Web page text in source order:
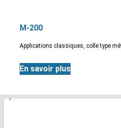
M-200
Applications classiques, colle type
En savoir plus